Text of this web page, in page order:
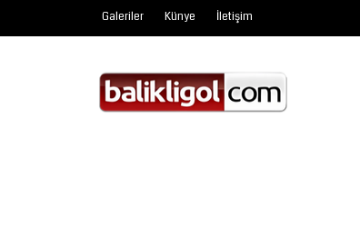
Galeriler Künye İletişim